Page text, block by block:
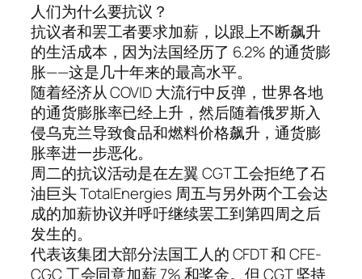
人们为什么要抗议？
抗议者和罢工者要求加薪，以跟上不断飙升
的生活成本，因为法国经历了 6.2% 的通货膨
胀——这是几十年来的最高水平。
随着经济从 COVID 大流行中反弹，世界各地
的通货膨胀率已经上升，然后随着俄罗斯入
侵乌克兰导致食品和燃料价格飙升，通货膨
胀率进一步恶化。
周二的抗议活动是在左翼 CGT 工会拒绝了石
油巨头 TotalEnergies 周五与另外两个工会达
成的加薪协议并呼吁继续罢工到第四周之后
发生的。
代表该集团大部分法国工人的 CFDT 和 CFE-
CGC 工会同意加薪 7% 和奖金。但 CGT 坚持